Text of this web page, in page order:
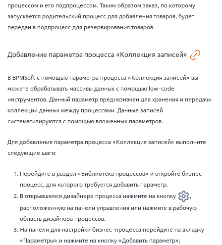
процессом и его подпроцессом. Таким образом заказ, по которому
запускается родительский процесс для добавления товаров, будет
передан в подпроцесс для резервирования товаров.
Добавление параметра процесса «Коллекция записей»
B BPMSoft c помощью параметра процесса «Коллекция записей» вы
можете обрабатывать массивы данных с помощью low-code
инструментов. Данный параметр предназначен для хранения и передачи
коллекции данных между процессами. Данные записей
систематизируются с помощью вложенных параметров.
Для добавления параметра процесса «Коллекция записей» выполните
следующие шаги:
Перейдите в раздел «Библиотека процессов» и откройте бизнес-
процесс, для которого требуется добавить параметр.
В открывшемся дизайнере процесса нажмите на кнопку
,
расположенную на панели управления или нажмите в рабочую
область дизайнера процессов.
На панели для настройки бизнес-процесса перейдите на вкладку
«Параметры» и нажмите на кнопку «Добавить параметр»;